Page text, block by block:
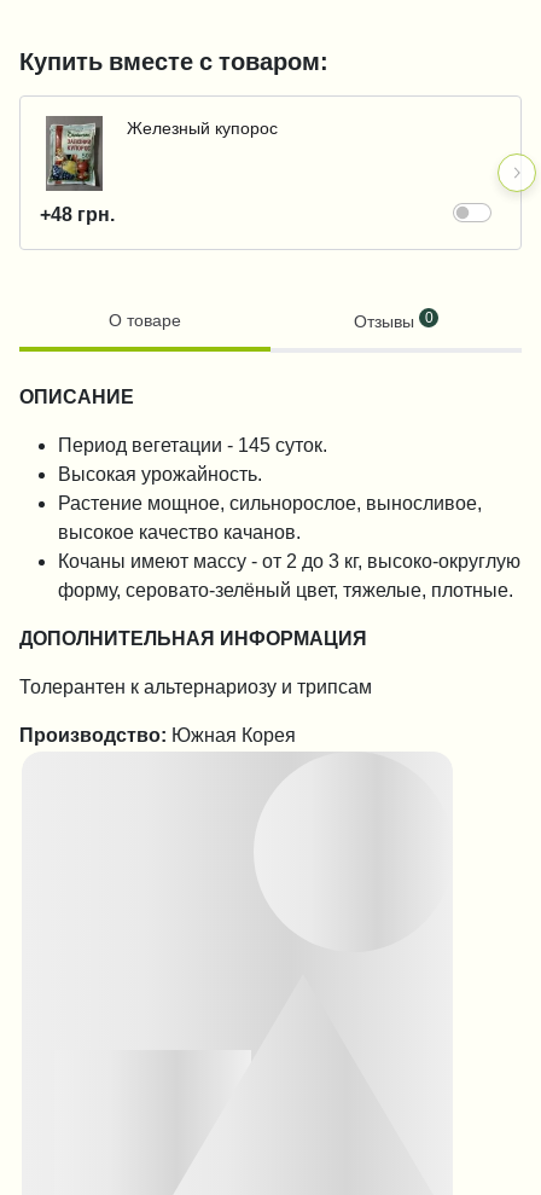
Купить вместе с товаром:
Железный купорос
+48 грн.
О товаре Отзывы 0
ОПИСАНИЕ
Период вегетации - 145 суток.
Высокая урожайность.
Растение мощное, сильнорослое, выносливое,
высокое качество качанов.
Кочаны имеют массу - от 2 до 3 кг, высоко-округлую
форму, серовато-зелёный цвет, тяжелые, плотные.
ДОПОЛНИТЕЛЬНАЯ ИНФОРМАЦИЯ
Толерантен к альтернариозу и трипсам
Производство: Южная Корея